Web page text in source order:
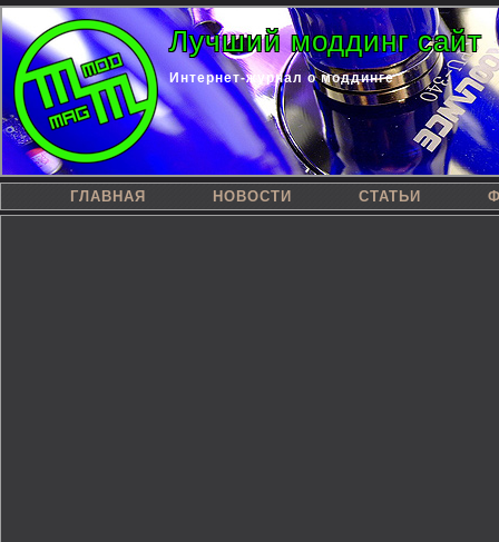
Лучший моддинг сайт
Интернет-журнал о моддинге
ГЛАВНАЯ НОВОСТИ СТАТЬИ